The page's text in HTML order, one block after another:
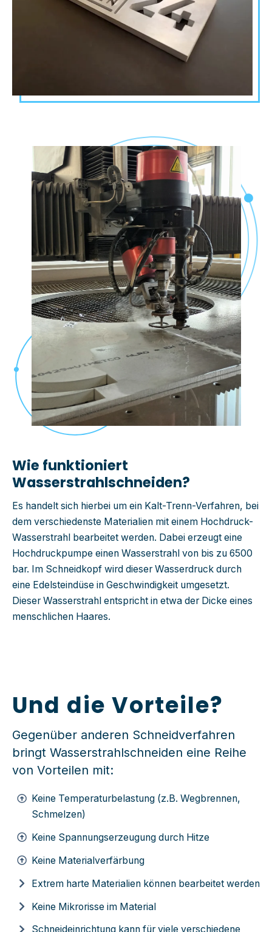
Wie funktioniert
Wasserstrahlschneiden?
Es handelt sich hierbei um ein Kalt-Trenn-Verfahren, bei
dem verschiedenste Materialien mit einem Hochdruck-
Wasserstrahl bearbeitet werden. Dabei erzeugt eine
Hochdruckpumpe einen Wasserstrahl von bis zu 6500
bar. Im Schneidkopf wird dieserWasserdruck durch
eine Edelsteindüse in Geschwindigkeit umgesetzt.
Dieser Wasserstrahl entspricht in etwa der Dicke eines
menschlichen Haares.
Und die Vorteile?
Gegenüber anderen Schneidverfahren
bringt Wasserstrahlschneiden eine Reihe
von Vorteilen mit:
Keine Temperaturbelastung (z.B. Wegbrennen,
Schmelzen)
Keine Spannungserzeugung durch Hitze
Keine Materialverfärbung
Extrem harte Materialien können bearbeitet werden
Keine Mikrorisse im Material
Schneideinrichtung kann für viele verschiedene